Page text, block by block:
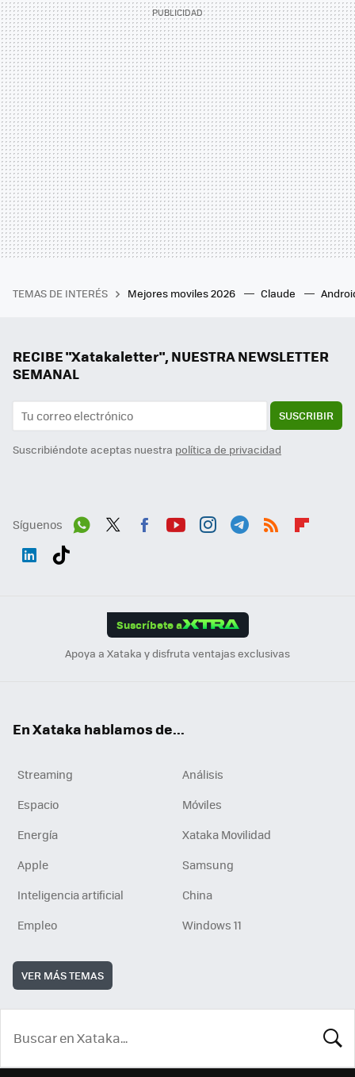
TEMAS DE INTERÉS Mejores moviles 2026 Claude
RECIBE "Xatakaletter", NUESTRA NEWSLETTER
SEMANAL
SUSCRIBIR
Suscribiéndote aceptas nuestra política de privacidad
Síguenos
Suscríbete a
Apoya a Xataka y disfruta ventajas exclusivas
En Xataka hablamos de...
Streaming
Análisis
Espacio
Móviles
Energía
Xataka Movilidad
Apple
Samsung
Inteligencia artificial
China
Empleo
Windows 11
VER MÁS TEMAS